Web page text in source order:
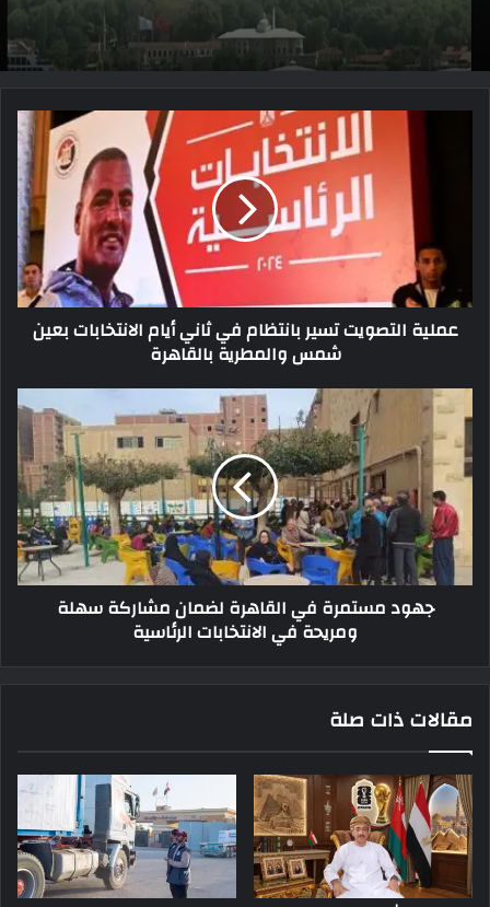
عملية التصويت تسير بانتظام في ثاني أيام الانتخابات بعين
شمس والمطرية بالقاهرة
جهود مستمرة في القاهرة لضمان مشاركة سهلة
ومريحة في الانتخابات الرئاسية
مقالات ذات صلة